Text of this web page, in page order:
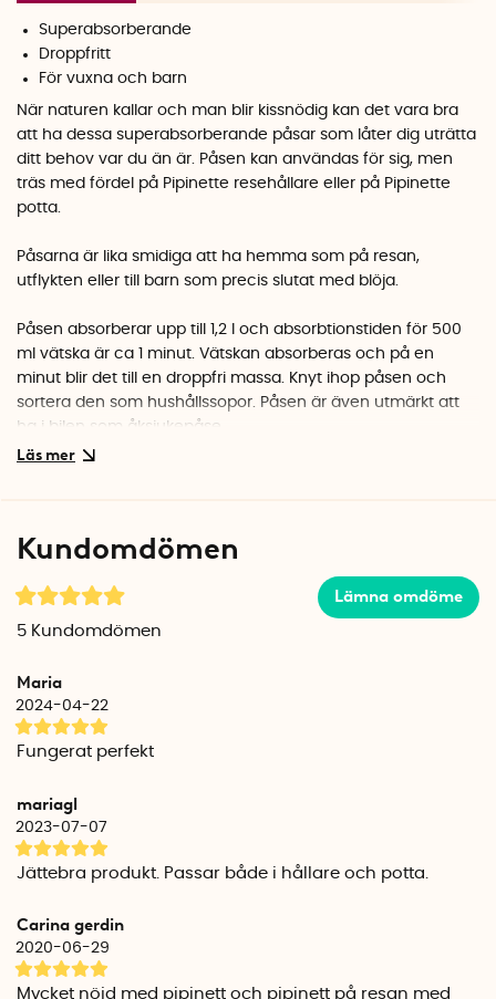
Superabsorberande
Droppfritt
För vuxna och barn
När naturen kallar och man blir kissnödig kan det vara bra
att ha dessa superabsorberande påsar som låter dig uträtta
ditt behov var du än är. Påsen kan användas för sig, men
träs med fördel på Pipinette resehållare eller på Pipinette
potta.
Påsarna är lika smidiga att ha hemma som på resan,
utflykten eller till barn som precis slutat med blöja.
Påsen absorberar upp till 1,2 l och absorbtionstiden för 500
ml vätska är ca 1 minut. Vätskan absorberas och på en
minut blir det till en droppfri massa. Knyt ihop påsen och
sortera den som hushållssopor. Påsen är även utmärkt att
ha i bilen som åksjukepåse.
Kundomdömen
Lämna omdöme
5 Kundomdömen
Maria
2024-04-22
Fungerat perfekt
mariagl
2023-07-07
Jättebra produkt. Passar både i hållare och potta.
Carina gerdin
2020-06-29
Mycket nöjd med pipinett och pipinett på resan med